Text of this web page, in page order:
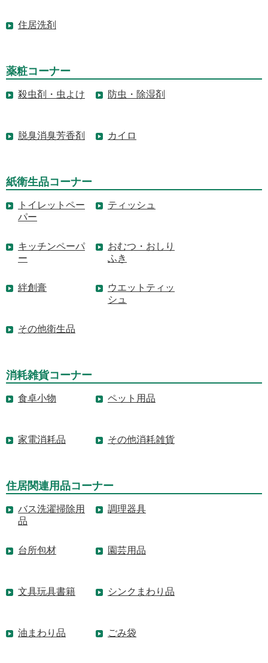
住居洗剤
薬粧コーナー
殺虫剤・虫よけ 防虫・除湿剤
脱臭消臭芳香剤 カイロ
紙衛生品コーナー
トイレットペー
パー
ティッシュ
キッチンペーパ
ー
おむつ・おしり
ふき
絆創膏
ウエットティッ
シュ
その他衛生品
消耗雑貨コーナー
食卓小物 ペット用品
家電消耗品 その他消耗雑貨
住居関連用品コーナー
バス洗濯掃除用
品
調理器具
台所包材 園芸用品
文具玩具書籍 シンクまわり品
油まわり品 ごみ袋